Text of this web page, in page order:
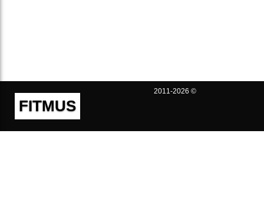
FITMUS
2011-2026 ©